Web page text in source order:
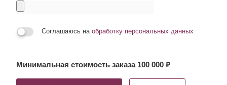
Соглашаюсь на обработку персональных данных
Минимальная стоимость заказа 100 000 ₽